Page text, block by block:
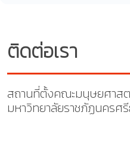
ติดต่อเรา
สถานที่ตั้งคณะมนุษยศาส
มหาวิทยาลัยราชภัฏนครศ